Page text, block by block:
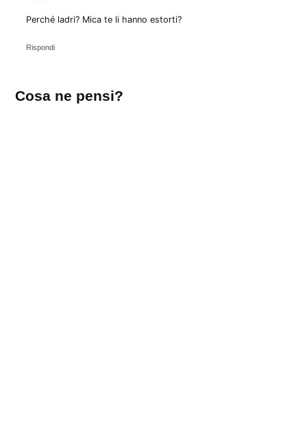
Perché ladri? Mica te li hanno estorti?
Rispondi
un
Cosa ne pensi?